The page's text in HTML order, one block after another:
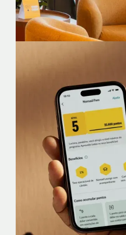
Nomad Lounge
Sala VIP no Aeroporto de